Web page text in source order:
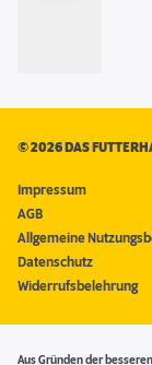
©2026 DAS
Impressum
AGB
Allgemeine
Datenschutz
Widerrufsbelehrung
Aus Gründen der